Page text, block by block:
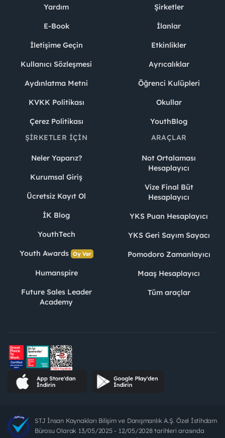
Yardım
E-Book
İletişime Geçin
Kullanıcı Sözleşmesi
Aydınlatma Metni
KVKK Politikası
Çerez Politikası
Şirketler
İlanlar
Etkinlikler
Ayrıcalıklar
Öğrenci Kulüpleri
Okullar
YouthBlog
ŞIRKETLER İÇIN
Neler Yaparız?
Kurumsal Giriş
Ücretsiz Kayıt Ol
İK Blog
YouthTech
Youth Awards Oy Ver
Humanspire
Future Sales Leader
Academy
ARAÇLAR
Not Ortalaması
Hesaplayıcı
Vize Final Büt
Hesaplayıcı
YKS Puan Hesaplayıcı
YKS Geri Sayım Sayacı
Pomodoro Zamanlayıcı
Maaş Hesaplayıcı
Tüm araçlar
STJ İnsan Kaynakları Bilişim ve Danışmanlık A.Ş. Özel İstihdam
Bürosu Olarak 13/05/2025 - 12/05/2028 tarihleri arasında